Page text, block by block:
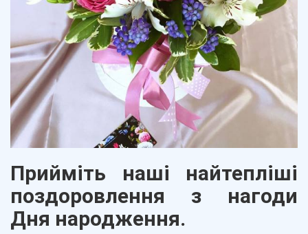
Прийміть наші найтепліші
поздоровлення з нагоди
Дня народження.